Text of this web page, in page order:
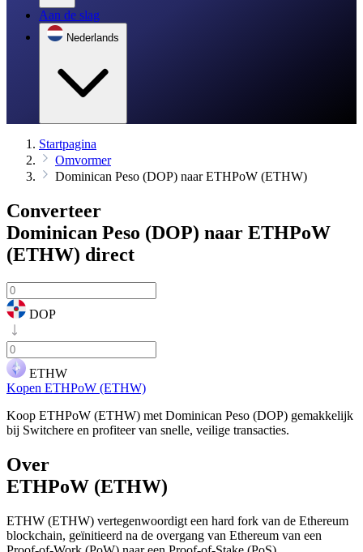
Aan de slag
Nederlands
Startpagina
Omvormer
Dominican Peso (DOP) naar ETHPoW (ETHW)
Converteer
Dominican Peso (DOP) naar ETHPoW
(ETHW) direct
DOP
ETHW
Kopen ETHPoW (ETHW)
Koop ETHPoW (ETHW) met Dominican Peso (DOP) gemakkelijk
bij Switchere en profiteer van snelle, veilige transacties.
Over
ETHPoW (ETHW)
ETHW (ETHW) vertegenwoordigt een hard fork van de Ethereum
blockchain, geïnitieerd na de overgang van Ethereum van een